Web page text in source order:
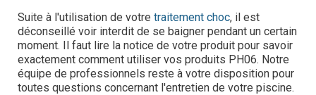
Suite à l'utilisation de votre traitement choc, il est
déconseillé voir interdit de se baigner pendant un certain
moment. Il faut lire la notice de votre produit pour savoir
exactement comment utiliser vos produits PH06. Notre
équipe de professionnels reste à votre disposition pour
toutes questions concernant l'entretien de votre piscine.